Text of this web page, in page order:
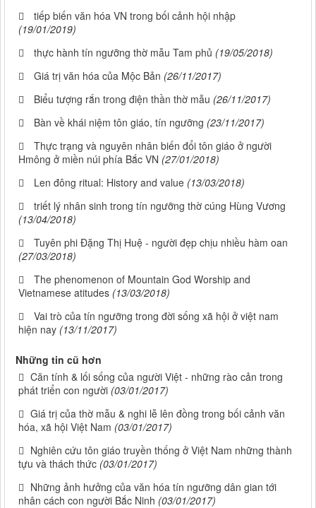
tiếp biến văn hóa VN trong bối cảnh hội nhập
(19/01/2019)
thực hành tín ngưỡng thờ mẫu Tam phủ (19/05/2018)
Giá trị văn hóa của Mộc Bản (26/11/2017)
Biểu tượng rắn trong điện thần thờ mẫu (26/11/2017)
Bàn về khái niệm tôn giáo, tín ngưỡng (23/11/2017)
Thực trạng và nguyên nhân biến đổi tôn giáo ở người
Hmông ở miền núi phía Bắc VN (27/01/2018)
Len đông ritual: History and value (13/03/2018)
triết lý nhân sinh trong tín ngưỡng thờ cúng Hùng Vương
(13/04/2018)
Tuyên phi Đặng Thị Huệ - người đẹp chịu nhiều hàm oan
(27/03/2018)
The phenomenon of Mountain God Worship and
Vietnamese atitudes (13/03/2018)
Vai trò của tín ngưỡng trong đời sống xã hội ở việt nam
hiện nay (13/11/2017)
Những tin cũ hơn
Căn tính & lối sống của người Việt - những rào cản trong
phát triển con người (03/01/2017)
Giá trị của thờ mẫu & nghi lễ lên đồng trong bối cảnh văn
hóa, xã hội Việt Nam (03/01/2017)
Nghiên cứu tôn giáo truyền thống ở Việt Nam những thành
tựu và thách thức (03/01/2017)
Những ảnh hưởng của văn hóa tín ngưỡng dân gian tới
nhân cách con người Bắc Ninh (03/01/2017)